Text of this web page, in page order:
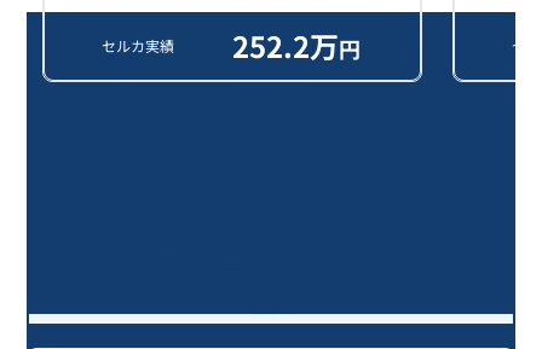
セルカ実績 252.2万円 セ